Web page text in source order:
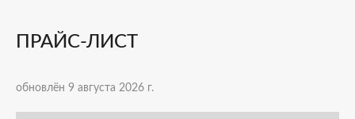
ПРАЙС-ЛИСТ
обновлён 9 августа 2026 г.